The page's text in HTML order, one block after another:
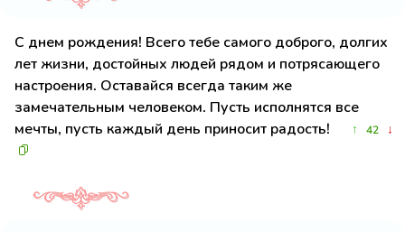
С днем рождения! Всего тебе самого доброго, долгих
лет жизни, достойных людей рядом и потрясающего
настроения. Оставайся всегда таким же
замечательным человеком. Пусть исполнятся все
мечты, пусть каждый день приносит радость!
↑ 42 ↓